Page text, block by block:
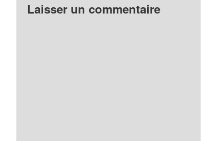
Laisser un commentaire